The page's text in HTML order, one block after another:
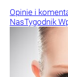
Opinie i
NasTygodnik